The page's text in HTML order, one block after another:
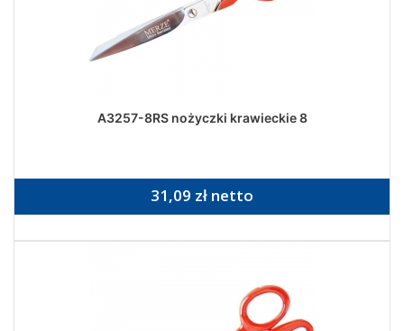
A3257-8RS nożyczki krawieckie 8
31,09 zł netto